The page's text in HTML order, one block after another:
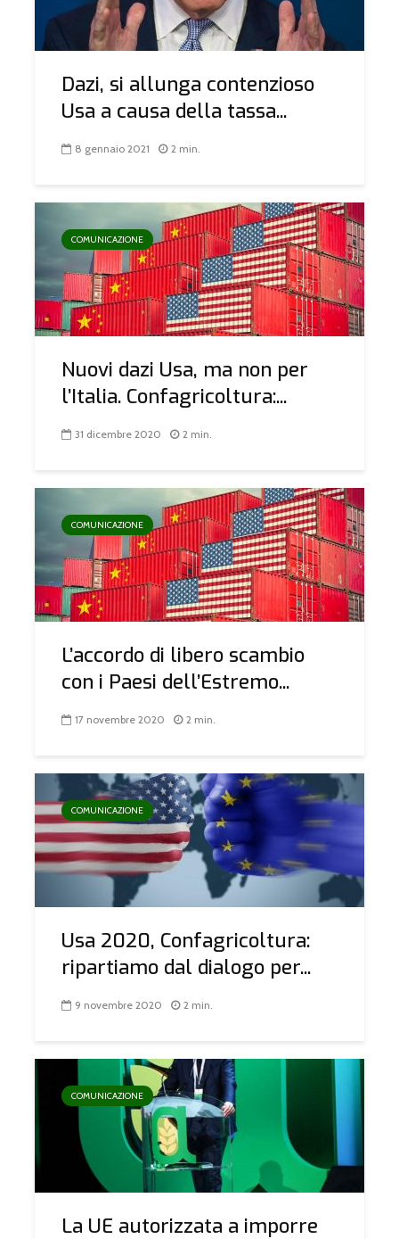
Dazi, si allunga contenzioso
Usa a causa della tassa...
8 gennaio 2021 2 min.
COMUNICAZIONE
Nuovi dazi Usa, ma non per
l’Italia. Confagricoltura:...
31 dicembre 2020 2 min.
COMUNICAZIONE
L’accordo di libero scambio
con i Paesi dell’Estremo...
17 novembre 2020 2 min.
COMUNICAZIONE
Usa 2020, Confagricoltura:
ripartiamo dal dialogo per...
9 novembre 2020 2 min.
COMUNICAZIONE
La UE autorizzata a imporre